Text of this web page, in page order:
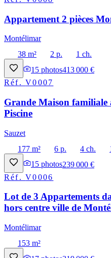
Appartement 2 pièces
Montélimar
38 m²
2 p.
1 ch.
15 photos413 000 €
Réf.V0007
Grande Maison familiale
Piscine
Sauzet
177 m²
6 p. 4 ch.
15 photos239 000 €
Réf.V0006
Lot de 3 Appartements
hors centre ville de
Montélimar
153 m²